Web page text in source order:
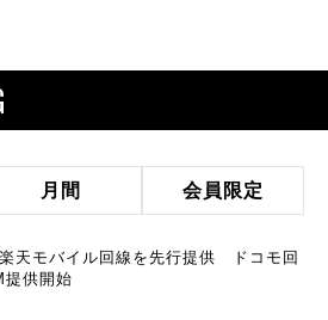
月間 会員限定
天モバイル回線を先行提供 ドコモ回
供開始